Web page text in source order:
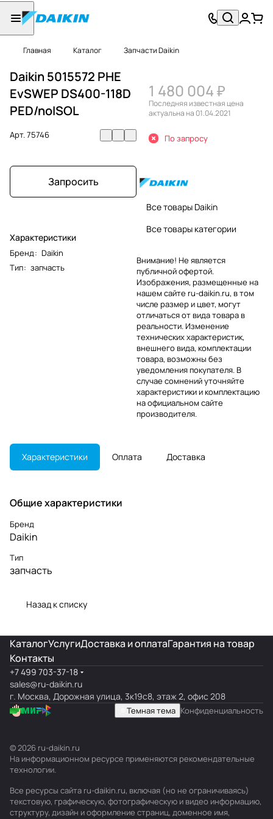
Главная Каталог Запчасти Daikin
Daikin 5015572 PHE
EvSWEP DS400-118D
PED/noISOL
Арт.75746
Запросить
Характеристики
Бренд: Daikin
Тип: запчасть
1 480 004 ₽
Последняя известная цена
актуальна на 01.04.2021
По запросу
Все товары Daikin
Все товары категории
Внимание! Не является
публичной офертой.
Изображения, размещенные на
нашем сайте ru-daikin.ru, в том
числе размер и цвет, могут
отличаться от вида товара в
реальности. Изменение
технических характеристик,
внешнего вида, комплектации
товара, возможны без
уведомления покупателя. В
случае сомнений уточняйте
характеристики и комплектацию
на официальном сайте
производителя.
Характеристики Оплата Доставка
Общие характеристики
Бренд
Daikin
Тип
запчасть
Назад к списку
КаталогУслугиДоставка и оплатаГарантия на товар
Контакты
+7 499 703-37-18
sales@ru-daikin.ru
г. Москва, Дорожная улица, 3к19с8, этаж 2, офис 208
Темная тема Конфиденциальность
© 2026 ru-daikin.ru
На информационном ресурсе применяются рекомендательные
технологии.
Все ресурсы сайта ru-daikin.ru, включая (но не ограничиваясь)
текстовую, графическую, фотографическую и видео информацию,
структуру, дизайн и оформление страниц, доменное имя,